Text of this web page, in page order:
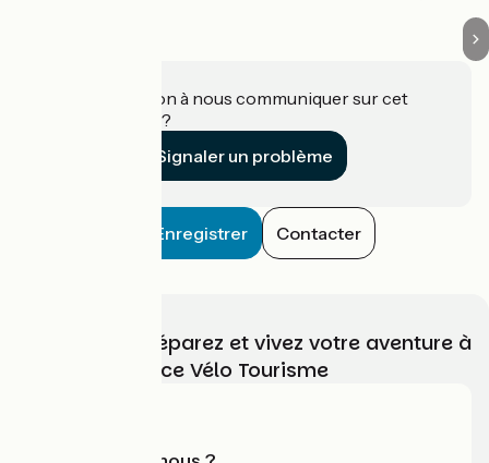
Une information à nous communiquer sur cet
établissement ?
Signaler un problème
Enregistrer Contacter
Choisissez, préparez et vivez votre aventure à
vélo avec France Vélo Tourisme